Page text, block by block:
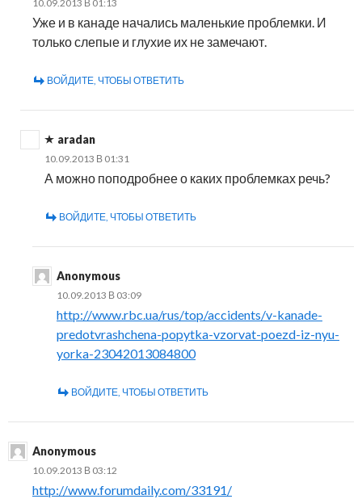
10.09.2013 В 01:13
Уже и в канаде начались маленькие проблемки. И
только слепые и глухие их не замечают.
ВОЙДИТЕ, ЧТОБЫ ОТВЕТИТЬ
aradan
10.09.2013 В 01:31
А можно поподробнее о каких проблемках речь?
ВОЙДИТЕ, ЧТОБЫ ОТВЕТИТЬ
Anonymous
10.09.2013 В 03:09
http://www.rbc.ua/rus/top/accidents/v-kanade-
predotvrashchena-popytka-vzorvat-poezd-iz-nyu-
yorka-23042013084800
ВОЙДИТЕ, ЧТОБЫ ОТВЕТИТЬ
Anonymous
10.09.2013 В 03:12
http://www.forumdaily.com/33191/